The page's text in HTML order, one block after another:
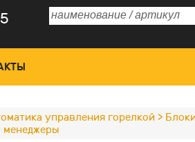
и дисплеи
управления горелкой > Блоки
менеджеры